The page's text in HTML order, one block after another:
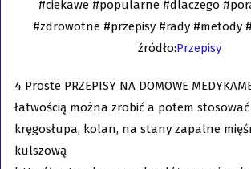
#ciekawe #popularne #dlaczego
#zdrowotne #przepisy #rady #metody
źródło:Przepisy
4 Proste PRZEPISY NA DOMOWE
łatwością można zrobić a potem
kręgosłupa, kolan, na stany zapalne
kulszową